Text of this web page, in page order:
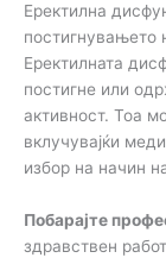
Еректилна
постигнувањето
Еректилната
постигне или
активност. Тоа
вклучувајќи
избор на начин
Побарајте
здравствен